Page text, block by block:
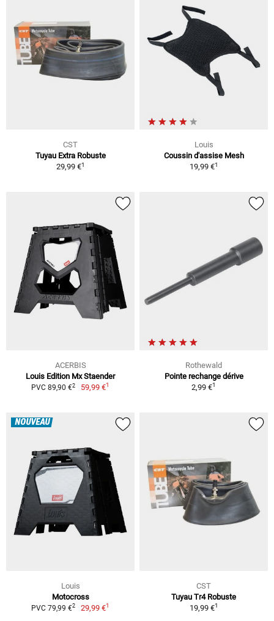
CST
Tuyau Extra Robuste
29,99 €1
Louis
Coussin d'assise Mesh
19,99 €1
ACERBIS
Louis Edition Mx Staender
PVC 89,90 €2 59,99 €1
Rothewald
Pointe rechange dérive
2,99 €1
NOUVEAU
Louis
Motocross
PVC 79,99 €2 29,99 €1
CST
Tuyau Tr4 Robuste
19,99 €1